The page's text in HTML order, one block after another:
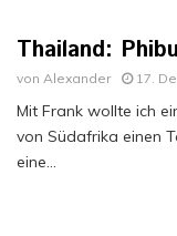
Thailand:
von Alexander 17.
Mit Frank wollte ich
von Südafrika einen
eine...